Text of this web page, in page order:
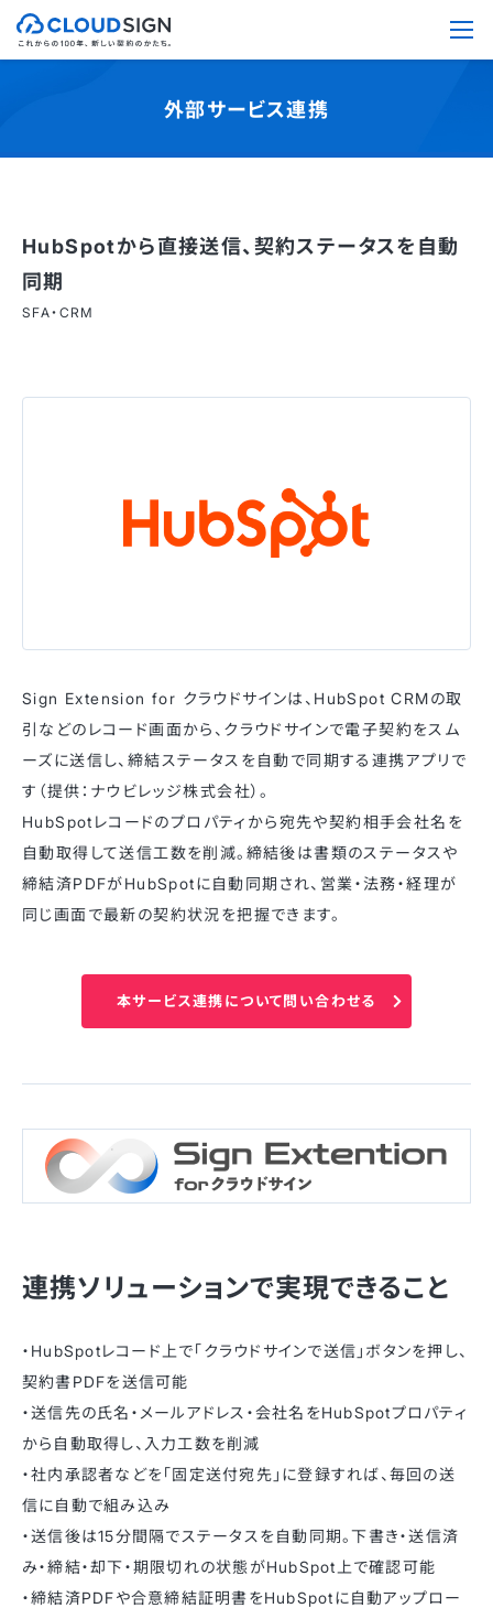
外部サービス連携
HubSpotから直接送信、契約ステータスを自動
同期
SFA・CRM
Sign Extension for クラウドサインは、HubSpot CRMの取
引などのレコード画面から、クラウドサインで電子契約をスム
ーズに送信し、締結ステータスを自動で同期する連携アプリで
す（提供：ナウビレッジ株式会社）。
HubSpotレコードのプロパティから宛先や契約相手会社名を
自動取得して送信工数を削減。締結後は書類のステータスや
締結済PDFがHubSpotに自動同期され、営業・法務・経理が
同じ画面で最新の契約状況を把握できます。
本サービス連携について問い合わせる
連携ソリューションで実現できること
・HubSpotレコード上で「クラウドサインで送信」ボタンを押し、
契約書PDFを送信可能
・送信先の氏名・メールアドレス・会社名をHubSpotプロパティ
から自動取得し、入力工数を削減
・社内承認者などを「固定送付宛先」に登録すれば、毎回の送
信に自動で組み込み
・送信後は15分間隔でステータスを自動同期。下書き・送信済
み・締結・却下・期限切れの状態がHubSpot上で確認可能
・締結済PDFや合意締結証明書をHubSpotに自動アップロー